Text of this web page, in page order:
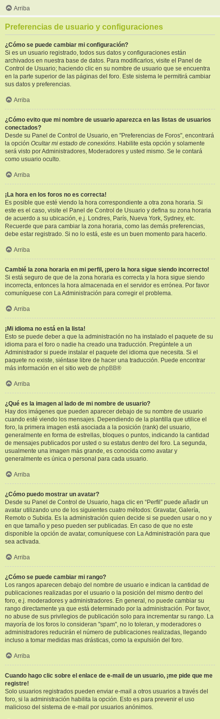
Arriba
Preferencias de usuario y configuraciones
¿Cómo se puede cambiar mi configuración?
Si es un usuario registrado, todos sus datos y configuraciones están
archivados en nuestra base de datos. Para modificarlos, visite el Panel de
Control de Usuario; haciendo clic en su nombre de usuario que se encuentra
en la parte superior de las páginas del foro. Este sistema le permitirá cambiar
sus datos y preferencias.
Arriba
¿Cómo evito que mi nombre de usuario aparezca en las listas de usuarios
conectados?
Desde su Panel de Control de Usuario, en "Preferencias de Foros", encontrará
la opción Ocultar mi estado de conexións. Habilite esta opción y solamente
será visto por Administradores, Moderadores y usted mismo. Se le contará
como usuario oculto.
Arriba
¡La hora en los foros no es correcta!
Es posible que esté viendo la hora correspondiente a otra zona horaria. Si
este es el caso, visite el Panel de Control de Usuario y defina su zona horaria
de acuerdo a su ubicación, e.j. Londres, París, Nueva York, Sydney, etc.
Recuerde que para cambiar la zona horaria, como las demás preferencias,
debe estar registrado. Si no lo está, este es un buen momento para hacerlo.
Arriba
Cambié la zona horaria en mi perfil, ¡pero la hora sigue siendo incorrecto!
Si está seguro de que de la zona horaria es correcta y la hora sigue siendo
incorrecta, entonces la hora almacenada en el servidor es errónea. Por favor
comuníquese con La Administración para corregir el problema.
Arriba
¡Mi idioma no está en la lista!
Esto se puede deber a que la administración no ha instalado el paquete de su
idioma para el foro o nadie ha creado una traducción. Pregúntele a un
Administrador si puede instalar el paquete del idioma que necesita. Si el
paquete no existe, siéntase libre de hacer una traducción. Puede encontrar
más información en el sitio web de phpBB®
Arriba
¿Qué es la imagen al lado de mi nombre de usuario?
Hay dos imágenes que pueden aparecer debajo de su nombre de usuario
cuando esté viendo los mensajes. Dependiendo de la plantilla que utilice el
foro, la primera imagen está asociada a la posición (rank) del usuario,
generalmente en forma de estrellas, bloques o puntos, indicando la cantidad
de mensajes publicados por usted o su estatus dentro del foro. La segunda,
usualmente una imagen más grande, es conocida como avatar y
generalmente es única o personal para cada usuario.
Arriba
¿Cómo puedo mostrar un avatar?
Desde su Panel de Control de Usuario, haga clic en “Perfil” puede añadir un
avatar utilizando uno de los siguientes cuatro métodos: Gravatar, Galería,
Remoto o Subida. Es la administración quien decide si se pueden usar o no y
en que tamaño y peso pueden ser publicadas. En caso de que no este
disponible la opción de avatar, comuníquese con La Administración para que
sea activada.
Arriba
¿Cómo se puede cambiar mi rango?
Los rangos aparecen debajo del nombre de usuario e indican la cantidad de
publicaciones realizadas por el usuario o la posición del mismo dentro del
foro, e.j. moderadores y administradores. En general, no puede cambiar su
rango directamente ya que está determinado por la administración. Por favor,
no abuse de sus privilegios de publicación solo para incrementar su rango. La
mayoría de los foros lo consideran "spam", no lo toleran, y moderadores o
administradores reducirán el número de publicaciones realizadas, llegando
incluso a tomar medidas mas drásticas, como la expulsión del foro.
Arriba
Cuando hago clic sobre el enlace de e-mail de un usuario, ¡me pide que me
registre!
Solo usuarios registrados pueden enviar e-mail a otros usuarios a través del
foro, si la administración habilita la opción. Esto es para prevenir el uso
malicioso del sistema de e-mail por usuarios anónimos.